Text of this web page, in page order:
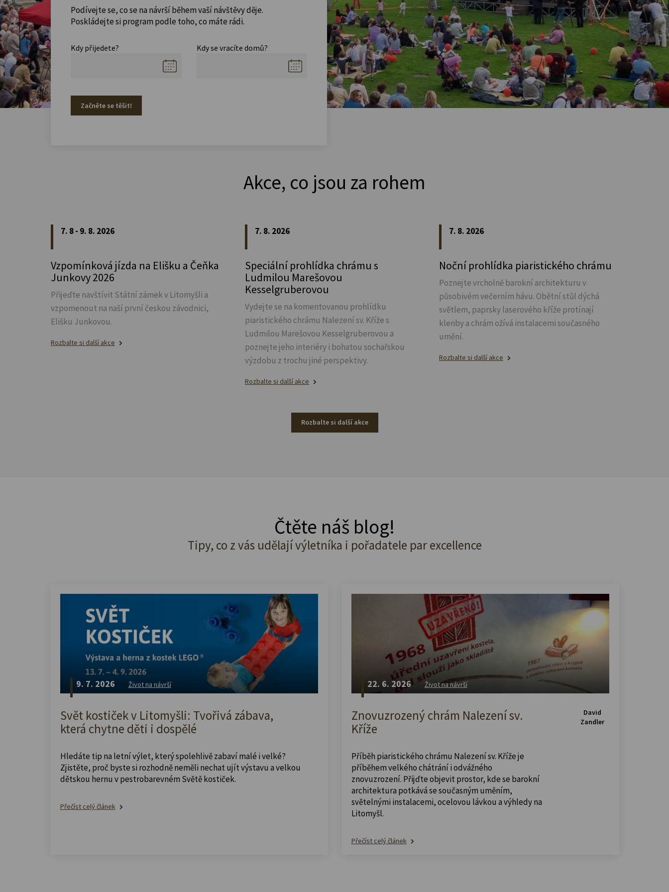
Podívejte se, co se na návrší během vaší návštěvy děje.
Poskládejte si program podle toho, co máte rádi.
Kdy přijedete? Kdy se vracíte domů?
Začněte se těšit!
Akce, co jsou za rohem
7. 8 - 9. 8. 2026
Vzpomínková jízda na Elišku a Čeňka
Junkovy 2026
Přijeďte navštívit Státní zámek v Litomyšli a
vzpomenout na naší první českou závodnici,
Elišku Junkovou.
Rozbalte si další akce
7. 8. 2026
Speciální prohlídka chrámu s
Ludmilou Marešovou
Kesselgruberovou
Vydejte se na komentovanou prohlídku
piaristického chrámu Nalezení sv. Kříže s
Ludmilou Marešovou Kesselgruberovou a
poznejte jeho interiéry i bohatou sochařskou
výzdobu z trochu jiné perspektivy.
Rozbalte si další akce
7. 8. 2026
Noční prohlídka piaristického chrámu
Poznejte vrcholně barokní architekturu v
působivém večerním hávu. Obětní stůl dýchá
světlem, paprsky laserového kříže protínají
klenby a chrám ožívá instalacemi současného
umění.
Rozbalte si další akce
Rozbalte si další akce
Čtěte náš blog!
Tipy, co z vás udělají výletníka i pořadatele par excellence
9. 7. 2026 Život na návrší
Svět kostiček v Litomyšli: Tvořivá zábava,
která chytne děti i dospělé
Hledáte tip na letní výlet, který spolehlivě zabaví malé i velké?
Zjistěte, proč byste si rozhodně neměli nechat ujít výstavu a velkou
dětskou hernu v pestrobarevném Světě kostiček.
Přečíst celý článek
22. 6. 2026 Život na návrší
Znovuzrozený chrám Nalezení sv.
Kříže
Příběh piaristického chrámu Nalezení sv. Kříže je
příběhem velkého chátrání i odvážného
znovuzrození. Přijďte objevit prostor, kde se barokní
architektura potkává se současným uměním,
světelnými instalacemi, ocelovou lávkou a výhledy na
Litomyšl.
Přečíst celý článek
David
Zandler